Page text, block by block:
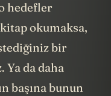
hedefler
okumaksa,
bir
Ya da daha
başına bunun